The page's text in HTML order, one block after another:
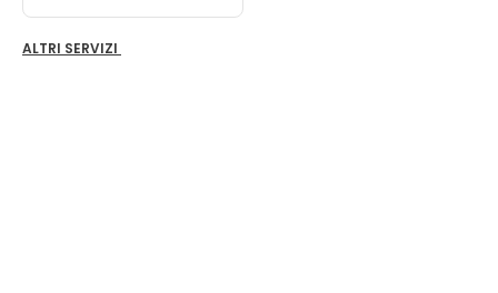
ALTRI SERVIZI